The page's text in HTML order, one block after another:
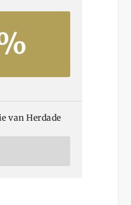
van Herdade